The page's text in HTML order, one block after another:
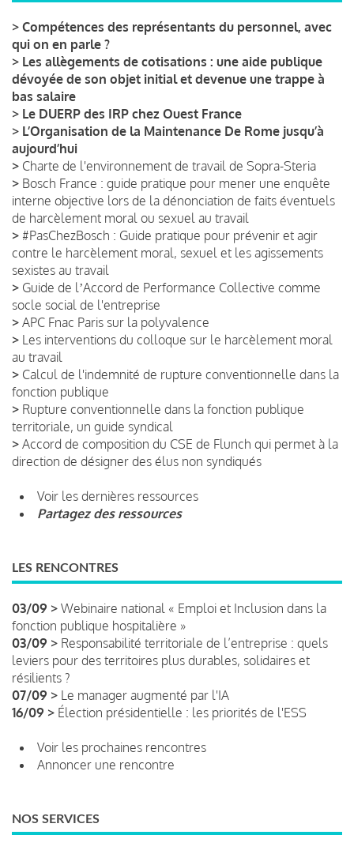
> Compétences des représentants du personnel, avec
qui on en parle ?
> Les allègements de cotisations : une aide publique
dévoyée de son objet initial et devenue une trappe à
bas salaire
> Le DUERP des IRP chez Ouest France
> L’Organisation de la Maintenance De Rome jusqu’à
aujourd’hui
> Charte de l'environnement de travail de Sopra-Steria
> Bosch France : guide pratique pour mener une enquête
interne objective lors de la dénonciation de faits éventuels
de harcèlement moral ou sexuel au travail
> #PasChezBosch : Guide pratique pour prévenir et agir
contre le harcèlement moral, sexuel et les agissements
sexistes au travail
> Guide de lʼAccord de Performance Collective comme
socle social de l'entreprise
> APC Fnac Paris sur la polyvalence
> Les interventions du colloque sur le harcèlement moral
au travail
> Calcul de l'indemnité de rupture conventionnelle dans la
fonction publique
> Rupture conventionnelle dans la fonction publique
territoriale, un guide syndical
> Accord de composition du CSE de Flunch qui permet à la
direction de désigner des élus non syndiqués
Voir les dernières ressources
Partagez des ressources
LES RENCONTRES
03/09 > Webinaire national « Emploi et Inclusion dans la
fonction publique hospitalière »
03/09 > Responsabilité territoriale de l’entreprise : quels
leviers pour des territoires plus durables, solidaires et
résilients ?
07/09 > Le manager augmenté par l'IA
16/09 > Élection présidentielle : les priorités de l'ESS
Voir les prochaines rencontres
Annoncer une rencontre
NOS SERVICES